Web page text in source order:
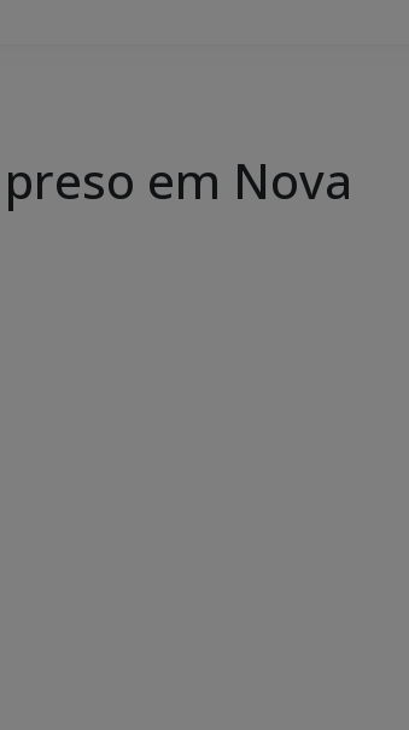
em Nova